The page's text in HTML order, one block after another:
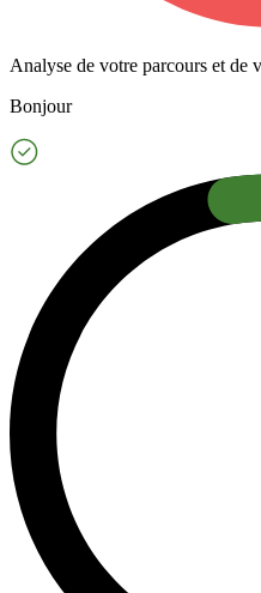
Analyse de votre parcours et de
Bonjour